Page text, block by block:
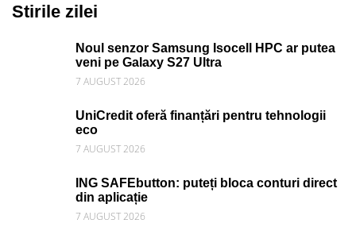
Stirile zilei
Noul senzor Samsung Isocell HPC ar putea
veni pe Galaxy S27 Ultra
7 AUGUST 2026
UniCredit oferă finanțări pentru tehnologii
eco
7 AUGUST 2026
ING SAFEbutton: puteți bloca conturi direct
din aplicație
7 AUGUST 2026